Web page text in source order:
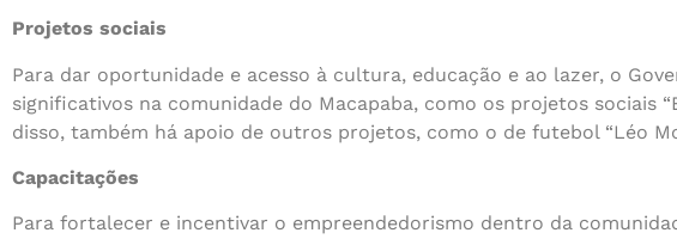
Projetos sociais
Para dar oportunidade e acesso à cultura, educação e ao lazer, o
significativos na comunidade do Macapaba, como os projetos sociais
disso, também há apoio de outros projetos, como o de futebol “Léo
Capacitações
Para fortalecer e incentivar o empreendedorismo dentro da